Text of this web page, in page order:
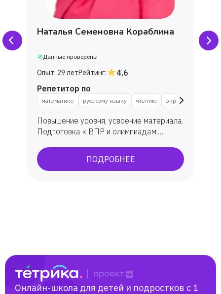
Наталья Семеновна Кораблина
Данные проверены
Опыт: 29 летРейтинг:
4,6
Репетитор по
математике русскому языку чтению окружающему
Повышение уровня, усвоение материала.
Подготовка к ВПР и олимпиадам.
ПОДРОБНЕЕ
Онлайн-школа для детей и подростков с 1